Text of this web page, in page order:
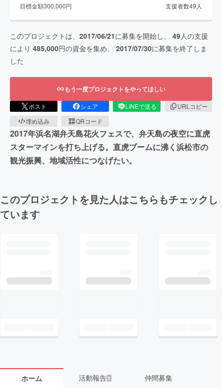
目標金額300,000円 支援者数49 人
このプロジェクトは、 2017/06/21に募集を開始し、 49人の支援
により 485,000円の資金を集め、 2017/07/30に募集を終了しま
した
もう一度プロジェクトをやってほしい
ポスト シェア LINEで送る
URLコピー
埋め込み
QRコード
2017年浜名湖弁天島花火フェスで、弁天島の夜空に直虎
スターマインを打ち上げる。直虎ブームに沸く浜松市の
観光振興、地域活性につなげたい。
このプロジェクトを見た人はこちらもチェックし
ています
ホーム 活動報告8 仲間募集